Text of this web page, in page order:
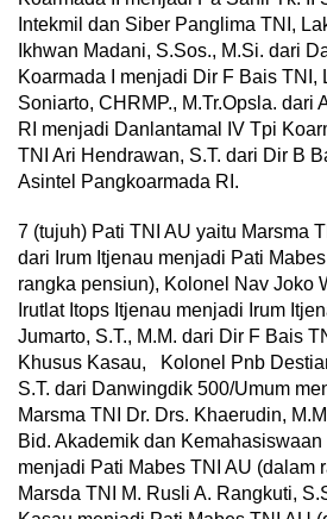
Intekmil dan Siber Panglima TNI,
Ikhwan Madani, S.Sos., M.Si. dari
Koarmada I menjadi Dir F Bais TNI,
Soniarto, CHRMP., M.Tr.Opsla. dari
RI menjadi Danlantamal IV Tpi
TNI Ari Hendrawan, S.T. dari Dir B
Asintel Pangkoarmada RI.
7 (tujuh) Pati TNI AU yaitu Marsma
dari Irum Itjenau menjadi Pati
rangka pensiun), Kolonel Nav Joko
Irutlat Itops Itjenau menjadi Irum
Jumarto, S.T., M.M. dari Dir F Bais
Khusus Kasau, Kolonel Pnb
S.T. dari Danwingdik 500/Umum
Marsma TNI Dr. Drs. Khaerudin,
Bid. Akademik dan
menjadi Pati Mabes TNI AU (dalam
Marsda TNI M. Rusli A. Rangkuti,